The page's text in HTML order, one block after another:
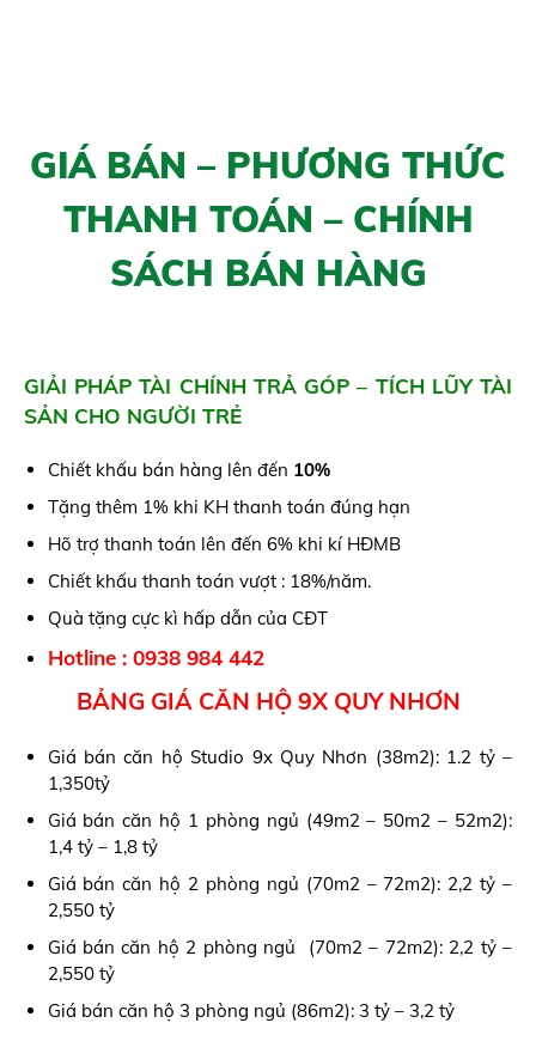
GIÁ BÁN – PHƯƠNG THỨC
THANH TOÁN – CHÍNH
SÁCH BÁN HÀNG
GIẢI PHÁP TÀI CHÍNH TRẢ GÓP – TÍCH LŨY TÀI
SẢN CHO NGƯỜI TRẺ
Chiết khấu bán hàng lên đến 10%
Tặng thêm 1% khi KH thanh toán đúng hạn
Hõ trợ thanh toán lên đến 6% khi kí HĐMB
Chiết khấu thanh toán vượt : 18%/năm.
Quà tặng cực kì hấp dẫn của CĐT
Hotline : 0938 984 442
BẢNG GIÁ CĂN HỘ 9X QUY NHƠN
Giá bán căn hộ Studio 9x Quy Nhơn (38m2): 1.2 tỷ –
1,350tỷ
Giá bán căn hộ 1 phòng ngủ (49m2 – 50m2 – 52m2):
1,4 tỷ – 1,8 tỷ
Giá bán căn hộ 2 phòng ngủ (70m2 – 72m2): 2,2 tỷ –
2,550 tỷ
Giá bán căn hộ 2 phòng ngủ (70m2 – 72m2): 2,2 tỷ –
2,550 tỷ
Giá bán căn hộ 3 phòng ngủ (86m2): 3 tỷ – 3,2 tỷ